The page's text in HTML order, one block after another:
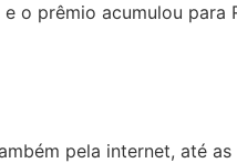
o prêmio acumulou para
pela internet, até as